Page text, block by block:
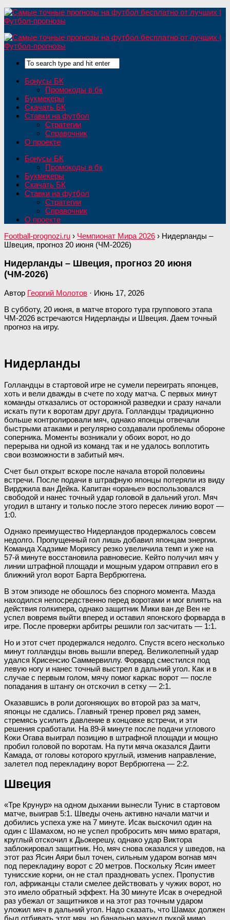
Бонусы БК
Промокоды в бк
Букмекеры
Скачать БК
Ставки на футбол
Стратегии
Справочник
О проекте
Бонусы БК
Промокоды в бк
Букмекеры
Скачать БК
Ставки на футбол
Стратегии
Справочник
О проекте
Football-prognozi.ru › Чемпионат Мира 2026 › Нидерланды –
Швеция, прогноз 20 июня (ЧМ-2026)
Нидерланды – Швеция, прогноз 20 июня
(ЧМ-2026)
Автор Георгий Молотов · Июнь 17, 2026
В субботу, 20 июня, в матче второго тура группового этапа
ЧМ-2026 встречаются Нидерланды и Швеция. Даем точный
прогноз на игру.
Нидерланды
Голландцы в стартовой игре не сумели переиграть японцев,
хоть и вели дважды в счете по ходу матча. С первых минут
команды отказались от осторожной разведки и сразу начали
искать пути к воротам друг друга. Голландцы традиционно
больше контролировали мяч, однако японцы отвечали
быстрыми атаками и регулярно создавали проблемы обороне
соперника. Моменты возникали у обоих ворот, но до
перерыва ни одной из команд так и не удалось воплотить
свои возможности в забитый мяч.
Счет был открыт вскоре после начала второй половины
встречи. После подачи в штрафную японцы потеряли из виду
Вирджила ван Дейка. Капитан «оранье» воспользовался
свободой и нанес точный удар головой в дальний угол. Мяч
угодил в штангу и только после этого пересек линию ворот —
1:0.
Однако преимущество Нидерландов продержалось совсем
недолго. Пропущенный гол лишь добавил японцам энергии.
Команда Хадзиме Мориясу резко увеличила темп и уже на
57-й минуте восстановила равновесие. Кейто получил мяч у
линии штрафной площади и мощным ударом отправил его в
ближний угол ворот Барта Вербрюггена.
В этом эпизоде не обошлось без спорного момента. Маэда
находился непосредственно перед воротами и мог влиять на
действия голкипера, однако защитник Мики ван де Вен не
успел вовремя выйти вперед и оставил японского форварда в
игре. После проверки арбитры решили гол засчитать — 1:1.
Но и этот счет продержался недолго. Спустя всего несколько
минут голландцы вновь вышли вперед. Великолепный удар
удался Крисенсио Саммервиллу. Форвард сместился под
левую ногу и нанес точный выстрел в дальний угол. Как и в
случае с первым голом, мячу помог каркас ворот — после
попадания в штангу он отскочил в сетку — 2:1.
Оказавшись в роли догоняющих во второй раз за матч,
японцы не сдались. Главный тренер провел ряд замен,
стремясь усилить давление в концовке встречи, и эти
решения сработали. На 89-й минуте после подачи углового
Коки Огава выиграл позицию в штрафной площади и мощно
пробил головой по воротам. На пути мяча оказался Даити
Камада, от головы которого круглый, изменив направление,
залетел под перекладину ворот Вербрюггена — 2:2.
Швеция
«Тре Крунур» на одном дыхании вынесли Тунис в стартовом
матче, выиграв 5:1. Шведы очень активно начали матчи и
добились успеха уже на 7 минуте. Исак выскочил один на
один с Шамахом, но не успел пробросить мяч мимо вратаря,
круглый отскочил к Дьокерешу, однако удар Виктора
заблокировал защитник. Но, мяч снова оказался у шведов, на
этот раз Ясин Аяри был точен, сильным ударом вогнав мяч
под перекладину ворот с 20 метров. Поскольку Ясин имеет
тунисские корни, он не стал праздновать успех. Пропустив
гол, африканцы стали смелее действовать у чужих ворот, но
это имело обратный эффект. На 30 минуте Исак в очередной
раз убежал от защитников и на этот раз точным ударом
уложил мяч в дальний угол. Надо сказать, что Шамах должен